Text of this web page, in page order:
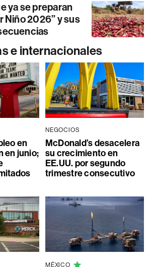
ya se preparan
Niño 2026” y sus
e internacionales
en
en junio;
NEGOCIOS
McDonald’s desacelera
su crecimiento en
EE.UU. por segundo
trimestre consecutivo
MÉXICO